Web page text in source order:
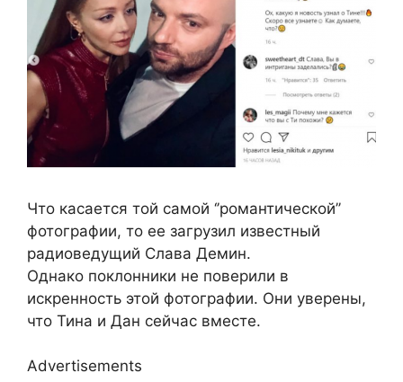
Что касается той самой ‘’романтической’’
фотографии, то ее загрузил известный
радиоведущий Слава Демин.
Однако поклонники не поверили в
искренность этой фотографии. Они уверены,
что Тина и Дан сейчас вместе.
Advertisements